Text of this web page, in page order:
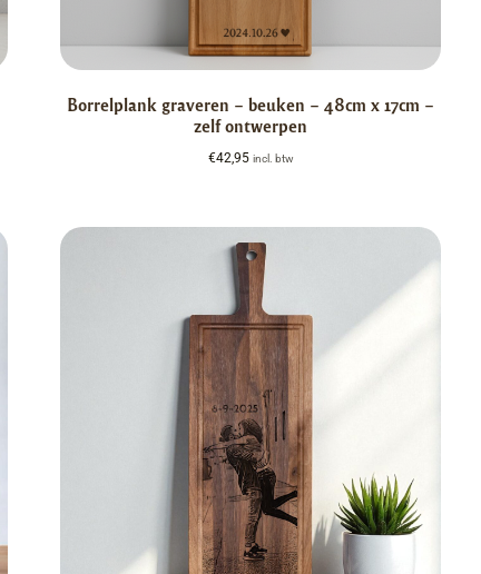
Borrelplank graveren – beuken – 48cm x 17cm –
zelf ontwerpen
€42,95 incl. btw